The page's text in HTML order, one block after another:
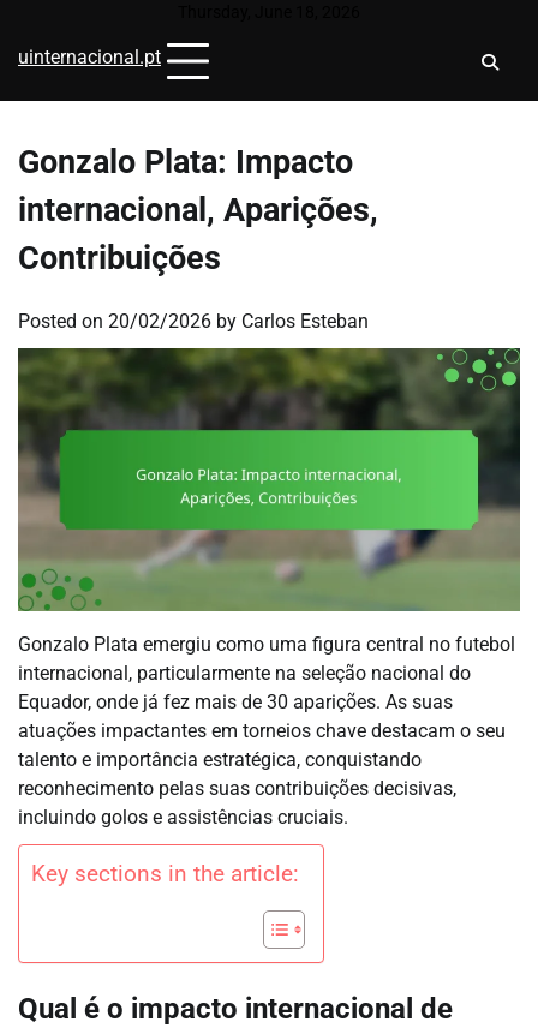
content
uinternacional.pt
Gonzalo Plata: Impacto
internacional, Aparições,
Contribuições
Posted on 20/02/2026 by Carlos Esteban
Gonzalo Plata emergiu como uma figura central no futebol
internacional, particularmente na seleção nacional do
Equador, onde já fez mais de 30 aparições. As suas
atuações impactantes em torneios chave destacam o seu
talento e importância estratégica, conquistando
reconhecimento pelas suas contribuições decisivas,
incluindo golos e assistências cruciais.
Key sections in the article:
Qual é o impacto internacional de